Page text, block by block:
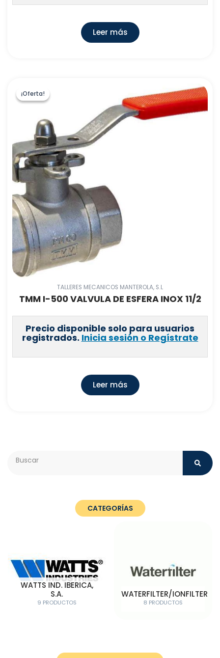
Leer más
¡Oferta!
¡Oferta!
TALLERES MECANICOS MANTEROLA, S.L
TMM I-500 VALVULA DE ESFERA INOX 11/2
Precio disponible solo para usuarios
registrados. Inicia sesión o Regístrate
Leer más
CATEGORÍAS
WATTS IND. IBERICA,
S.A.
9 PRODUCTOS
WATERFILTER/IONFILTER
8 PRODUCTOS